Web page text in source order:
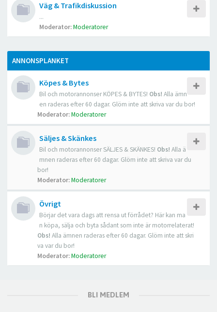
Väg & Trafikdiskussion
...
Moderator:Moderatorer
ANNONSPLANKET
Köpes & Bytes
Bil och motorannonser KÖPES & BYTES! Obs! Alla ämn
en raderas efter 60 dagar. Glöm inte att skriva var du bor!
Moderator:Moderatorer
Säljes & Skänkes
Bil och motorannonser SÄLJES & SKÄNKES! Obs! Alla ä
mnen raderas efter 60 dagar. Glöm inte att skriva var du
bor!
Moderator:Moderatorer
Övrigt
Börjar det vara dags att rensa ut förrådet? Här kan ma
n köpa, sälja och byta sådant som inte är motorrelaterat!
Obs! Alla ämnen raderas efter 60 dagar. Glöm inte att skri
va var du bor!
Moderator:Moderatorer
BLI MEDLEM